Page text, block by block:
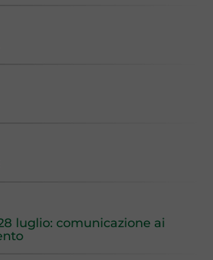
luglio: comunicazione ai